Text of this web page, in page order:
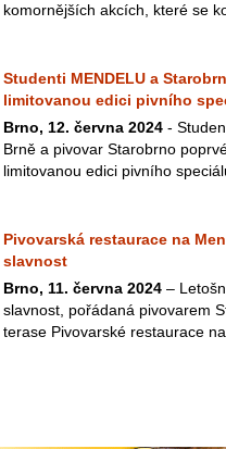
komornějších akcích, které se
Studenti MENDELU a
limitovanou edici pivního
Brno, 12. června 2024 -
Brně a pivovar Starobrno
limitovanou edici pivního
Pivovarská restaurace na
slavnost
Brno, 11. června 2024 –
slavnost, pořádaná pivovarem
terase Pivovarské restaurace